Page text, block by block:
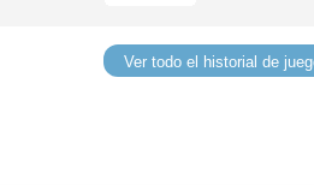
Ver todo el historial de